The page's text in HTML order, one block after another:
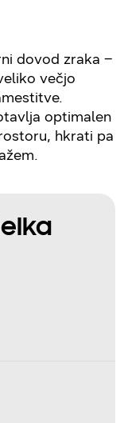
dovod zraka –
večjo
optimalen
hkrati pa